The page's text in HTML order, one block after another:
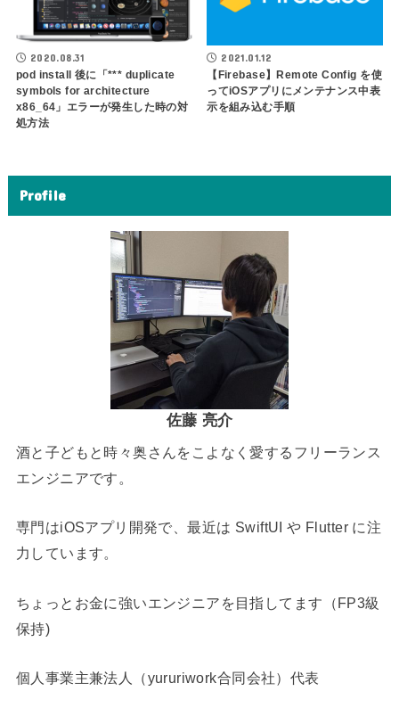
2020.08.31
pod install 後に「*** duplicate
symbols for architecture
x86_64」エラーが発生した時の対
処方法
2021.01.12
【Firebase】Remote Config を使
ってiOSアプリにメンテナンス中表
示を組み込む手順
Profile
佐藤 亮介
酒と子どもと時々奥さんをこよなく愛するフリーランス
エンジニアです。
専門はiOSアプリ開発で、最近は SwiftUI や Flutter に注
力しています。
ちょっとお金に強いエンジニアを目指してます（FP3級
保持)
個人事業主兼法人（yururiwork合同会社）代表